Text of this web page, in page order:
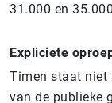
31.000 en
Expliciete
Timen staat niet
van de publieke